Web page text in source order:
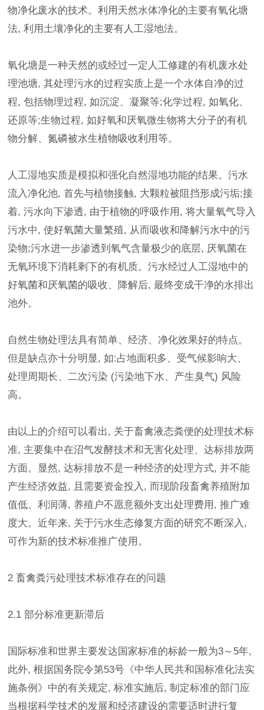
物净化废水的技术。利用天然水体净化的主要有氧化塘
法, 利用土壤净化的主要有人工湿地法。
氧化塘是一种天然的或经过一定人工修建的有机废水处
理池塘, 其处理污水的过程实质上是一个水体自净的过
程, 包括物理过程, 如沉淀、凝聚等;化学过程, 如氧化、
还原等;生物过程, 如好氧和厌氧微生物将大分子的有机
物分解、氮磷被水生植物吸收利用等。
人工湿地实质是模拟和强化自然湿地功能的结果。污水
流入净化池, 首先与植物接触, 大颗粒被阻挡形成污垢;接
着, 污水向下渗透, 由于植物的呼吸作用, 将大量氧气导入
污水中, 使好氧菌大量繁殖, 从而吸收和降解污水中的污
染物;污水进一步渗透到氧气含量极少的底层, 厌氧菌在
无氧环境下消耗剩下的有机质。污水经过人工湿地中的
好氧菌和厌氧菌的吸收、降解后, 最终变成干净的水排出
池外。
自然生物处理法具有简单、经济、净化效果好的特点。
但是缺点亦十分明显, 如:占地面积多、受气候影响大、
处理周期长、二次污染 (污染地下水、产生臭气) 风险
高。
由以上的介绍可以看出, 关于畜禽液态粪便的处理技术标
准, 主要集中在沼气发酵技术和无害化处理、达标排放两
方面。显然, 达标排放不是一种经济的处理方式, 并不能
产生经济效益, 且需要资金投入, 而现阶段畜禽养殖附加
值低、利润薄, 养殖户不愿意额外支出处理费用, 推广难
度大。近年来, 关于污水生态修复方面的研究不断深入,
可作为新的技术标准推广使用。
2 畜禽粪污处理技术标准存在的问题
2.1 部分标准更新滞后
国际标准和世界主要发达国家标准的标龄一般为3～5年,
此外, 根据国务院令第53号《中华人民共和国标准化法实
施条例》中的有关规定, 标准实施后, 制定标准的部门应
当根据科学技术的发展和经济建设的需要适时进行复